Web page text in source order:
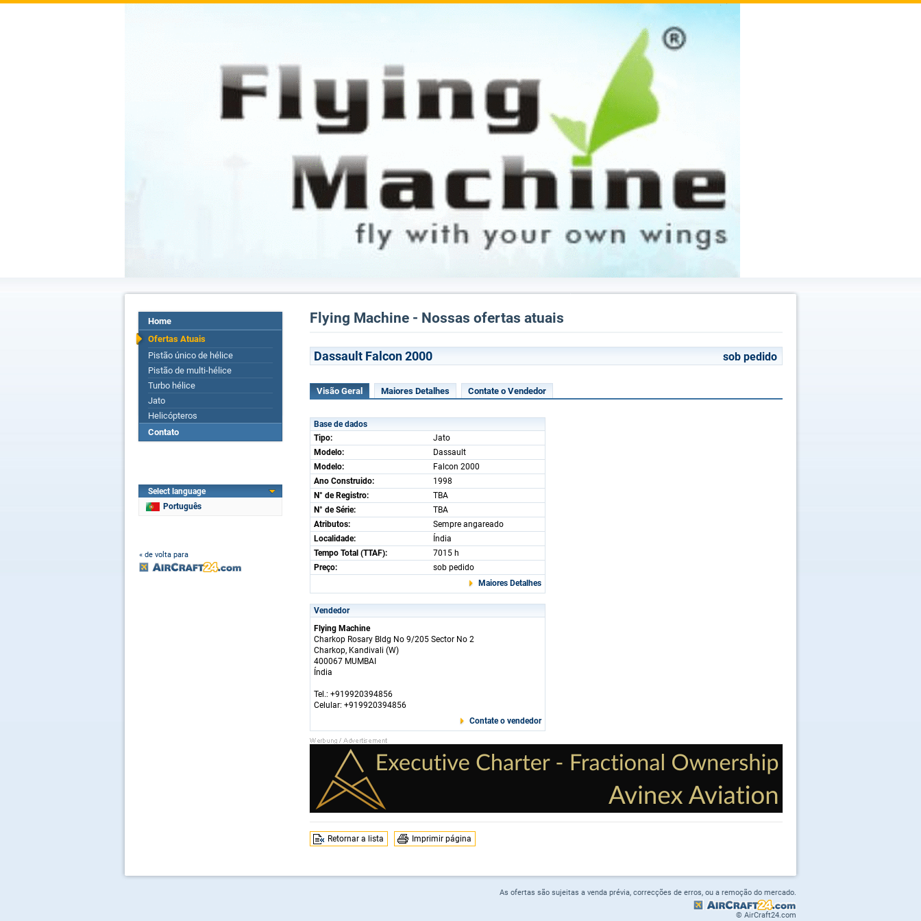
Home
Ofertas Atuais
Pistão único de hélice
Pistão de multi-hélice
Turbo hélice
Jato
Helicópteros
Contato
Select language
Português
« de volta para
Flying Machine - Nossas ofertas atuais
Dassault Falcon 2000 sob pedido
Visão Geral Maiores Detalhes Contate o Vendedor
Base de dados
Tipo:
Jato
Modelo:
Dassault
Modelo:
Falcon 2000
Ano Construido:
1998
N° de Registro:
TBA
N° de Série:
TBA
Atributos:
Sempre angareado
Localidade:
Índia
Tempo Total (TTAF):
7015 h
Preço:
sob pedido
Maiores Detalhes
Vendedor
Flying Machine
Charkop Rosary Bldg No 9/205 Sector No 2
Charkop, Kandivali (W)
400067 MUMBAI
Índia
Tel.: +919920394856
Celular: +919920394856
Contate o vendedor
Retornar a lista Imprimir página
As ofertas são sujeitas a venda prévia, correcções de erros, ou a remoção do mercado.
© AirCraft24.com